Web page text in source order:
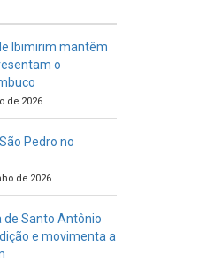
Ibimirim mantêm
o
de 2026
Pedro no
de 2026
de Santo Antônio
e movimenta a